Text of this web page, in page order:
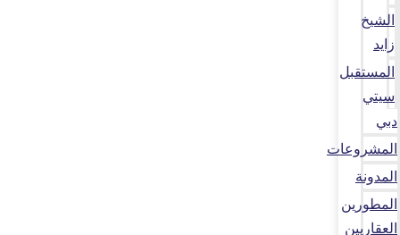
الشيخ
زايد
المستقبل
سيتي
دبي
المشروعات
المدونة
المطورين
العقاريين